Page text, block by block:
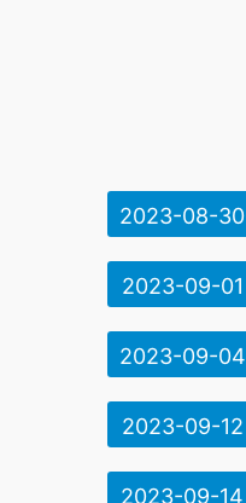
2023-08-30
2023-09-01
2023-09-04
2023-09-12
2023-09-14